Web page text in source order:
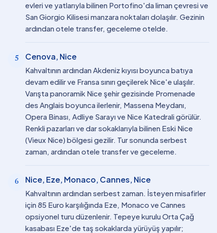
evleri ve yatlarıyla bilinen Portofino'da liman çevresi ve
San Giorgio Kilisesi manzara noktaları dolaşılır. Gezinin
ardından otele transfer, geceleme otelde.
5 Cenova, Nice
Kahvaltının ardından Akdeniz kıyısı boyunca batıya
devam edilir ve Fransa sınırı geçilerek Nice'e ulaşılır.
Varışta panoramik Nice şehir gezisinde Promenade
des Anglais boyunca ilerlenir, Massena Meydanı,
Opera Binası, Adliye Sarayı ve Nice Katedrali görülür.
Renkli pazarları ve dar sokaklarıyla bilinen Eski Nice
(Vieux Nice) bölgesi gezilir. Tur sonunda serbest
zaman, ardından otele transfer ve geceleme.
6 Nice, Eze, Monaco, Cannes, Nice
Kahvaltının ardından serbest zaman. İsteyen misafirler
için 85 Euro karşılığında Eze, Monaco ve Cannes
opsiyonel turu düzenlenir. Tepeye kurulu Orta Çağ
kasabası Eze'de taş sokaklarda yürüyüş yapılır;